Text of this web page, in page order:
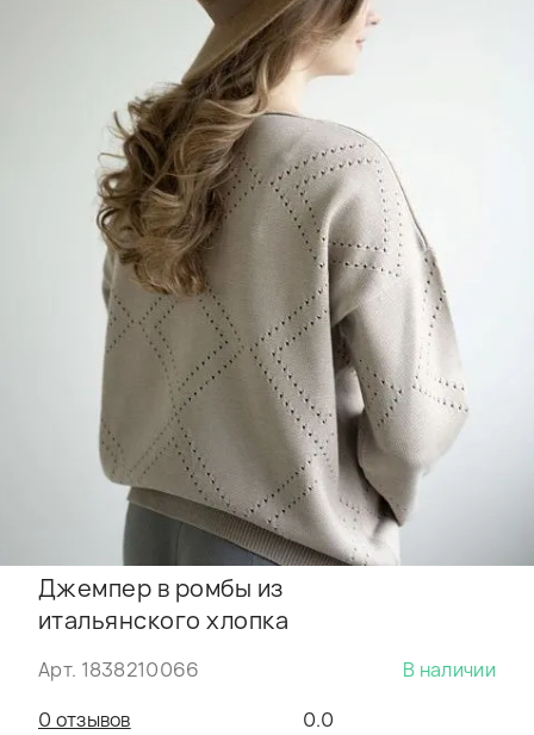
Джемпер в ромбы из
итальянского хлопка
Арт. 1838210066
В наличии
0 отзывов
0.0